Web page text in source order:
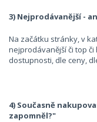
3) Nejprodávanější -
Na začátku stránky, v
nejprodávanější či top
dostupnosti, dle ceny,
4) Současně
zapomněl?"